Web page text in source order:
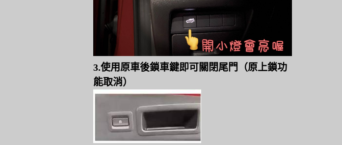
3.使用原車後鎖車鍵即可關閉尾門（原上鎖功
能取消）